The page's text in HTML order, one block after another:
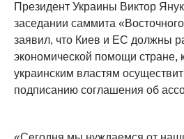
Президент Украины Виктор
заседании саммита
заявил, что Киев и ЕС должны
экономической помощи стране,
украинским властям
подписанию соглашения об